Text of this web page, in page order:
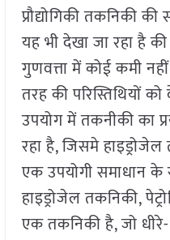
प्रौद्योगिकी तकनिकी
यह भी देखा जा रहा है
गुणवत्ता में कोई कमी
तरह की परिस्तिथियों
उपयोग में तकनीकी का
रहा है, जिसमे
एक उपयोगी समाधान
हाइड्रोजेल तकनिकी,
एक तकनिकी है, जो